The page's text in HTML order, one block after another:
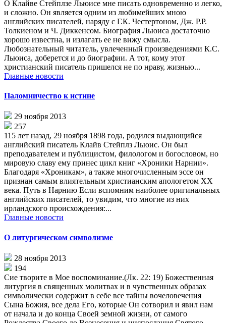
О Клайве Стейплзе Льюисе мне писать одновременно и легко,
и сложно. Он является одним из любимейших мною
английских писателей, наряду с Г.К. Честертоном, Дж. Р.Р.
Толкиеном и Ч. Диккенсом. Биография Льюиса достаточно
хорошо известна, и излагать ее не вижу смысла.
Любознательный читатель, увлеченный произведениями К.С.
Льюиса, доберется и до биографии. А тот, кому этот
христианский писатель пришелся не по нраву, жизнью...
Главные новости
Паломничество к истине
29 ноября 2013
257
115 лет назад, 29 ноября 1898 года, родился выдающийся
английский писатель Клайв Стейплз Льюис. Он был
преподавателем и публицистом, филологом и богословом, но
мировую славу ему принес цикл книг «Хроники Нарнии».
Благодаря «Хроникам», а также многочисленным эссе он
признан самым влиятельным христианским апологетом XX
века. Путь в Нарнию Если вспомним наиболее оригинальных
английских писателей, то увидим, что многие из них
ирландского происхождения:...
Главные новости
О литургическом символизме
28 ноября 2013
194
Сие творите в Мое воспоминание.(Лк. 22: 19) Божественная
литургия в священных молитвах и в чувственных образах
символически содержит в себе все тайны вочеловечения
Сына Божия, все дела Его, которые Он сотворил и явил нам
от начала и до конца Своей земной жизни, от самого